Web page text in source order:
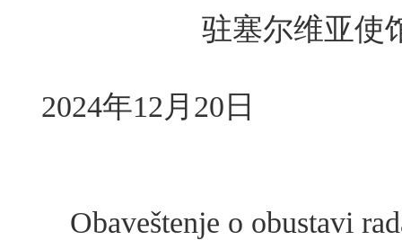
驻塞尔维亚使馆
2024年12月20日
Obaveštenje o obustavi